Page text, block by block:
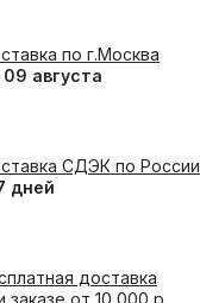
по г.Москва
09 августа
СДЭК по России
дней
доставка
заказе от 10 000 р